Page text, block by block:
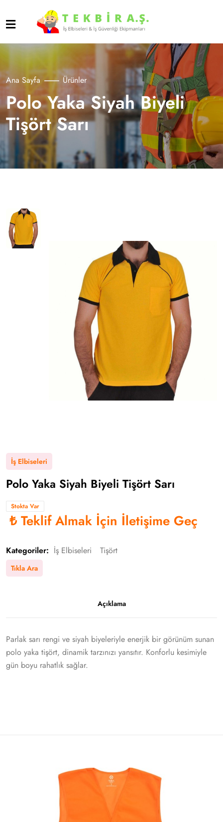
Ana Sayfa Ürünler
Polo Yaka Siyah Biyeli
Tişört Sarı
İş Elbiseleri
Polo Yaka Siyah Biyeli Tişört Sarı
Stokta Var
₺Teklif Almak İçin İletişime Geç
Kategoriler: İş Elbiseleri Tişört
Tıkla Ara
Açıklama
Parlak sarı rengi ve siyah biyeleriyle enerjik bir görünüm sunan
polo yaka tişört, dinamik tarzınızı yansıtır. Konforlu kesimiyle
gün boyu rahatlık sağlar.